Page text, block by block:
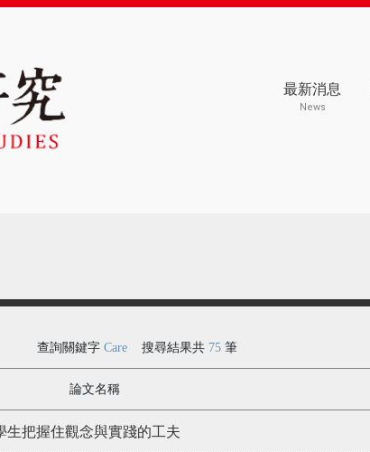
最新消息
News
查詢關鍵字 Care 搜尋結果共 75 筆
論文名稱
生把握住觀念與實踐的工夫